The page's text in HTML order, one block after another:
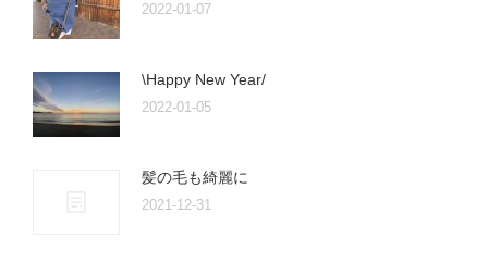
2022-01-07
\Happy New Year/
2022-01-05
髪の毛も綺麗に
2021-12-31